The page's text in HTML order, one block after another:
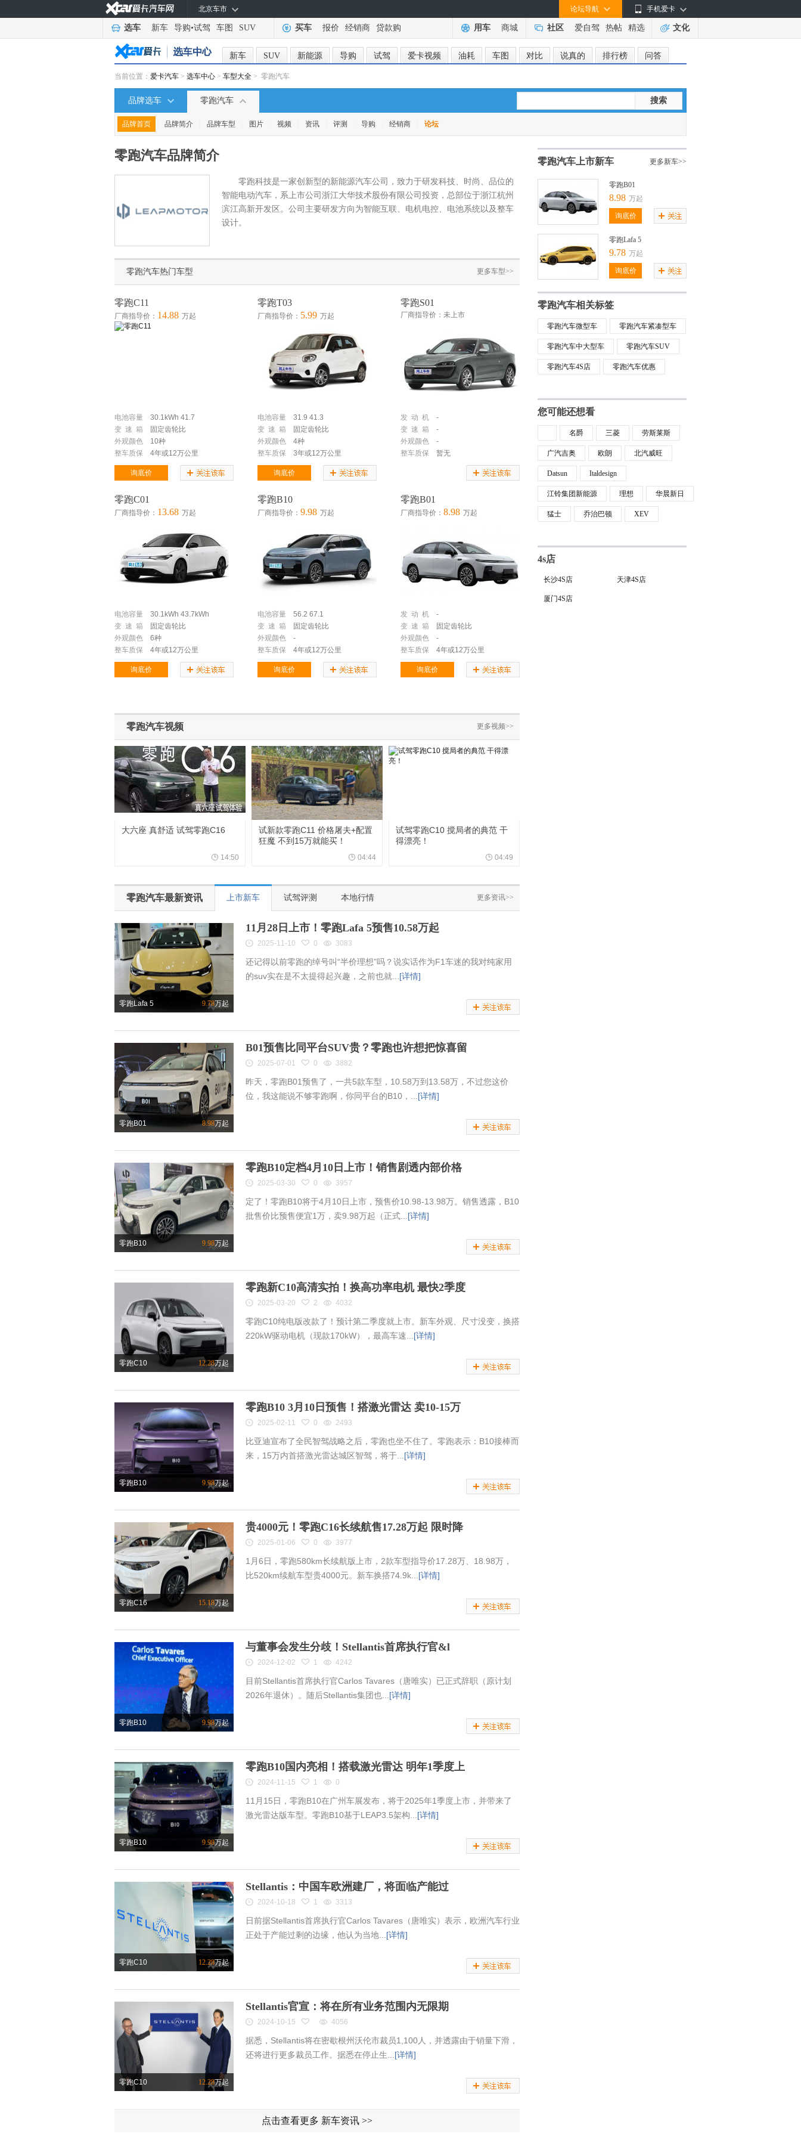
手机爱卡
论坛导航
北京车市
选车 新车 导购•试驾 车图 SUV 买车 报价 经销商 贷款购 用车 商城 社区 爱自驾 热帖 精选 文化
新车 SUV 新能源 导购 试驾 爱卡视频 油耗 车图 对比 说真的 排行榜 问答
当前位置： 爱卡汽车 > 选车中心 > 车型大全 > 零跑汽车
品牌选车 零跑汽车 搜索
品牌首页 品牌简介 品牌车型 图片 视频 资讯 评测 导购 经销商 论坛
零跑汽车品牌简介
零跑科技是一家创新型的新能源汽车公司，致力于研发科技、时尚、品位的
智能电动汽车，系上市公司浙江大华技术股份有限公司投资，总部位于浙江杭州
滨江高新开发区。公司主要研发方向为智能互联、电机电控、电池系统以及整车
设计。
零跑汽车热门车型 更多车型>>
零跑C11
厂商指导价： 14.88 万起
电池容量 30.1kWh 41.7
变 速 箱
固定齿轮比
外观颜色
10种
整车质保
4年或12万公里
询底价
零跑T03
厂商指导价： 5.99 万起
电池容量 31.9 41.3
变 速 箱
固定齿轮比
外观颜色
4种
整车质保
3年或12万公里
询底价
零跑S01
厂商指导价：未上市
发 动 机
-
变 速 箱
-
外观颜色
-
整车质保
暂无
零跑C01
厂商指导价： 13.68 万起
电池容量 30.1kWh 43.7kWh
变 速 箱
固定齿轮比
外观颜色
6种
整车质保
4年或12万公里
询底价
零跑B10
厂商指导价： 9.98 万起
电池容量 56.2 67.1
变 速 箱
固定齿轮比
外观颜色
-
整车质保
4年或12万公里
询底价
零跑B01
厂商指导价： 8.98 万起
发 动 机
-
变 速 箱
固定齿轮比
外观颜色
-
整车质保
4年或12万公里
询底价
零跑汽车视频 更多视频>>
大六座 真舒适 试驾零跑C16
14:50
试新款零跑C11 价格屠夫+配置
狂魔 不到15万就能买！
04:44
试驾零跑C10 搅局者的典范 干
得漂亮！
04:49
零跑汽车最新资讯 更多资讯>>
上市新车 试驾评测 本地行情
零跑Lafa 5 9.78万起
11月28日上市！零跑Lafa 5预售10.58万起
2025-11-10 0 3083
还记得以前零跑的绰号叫“半价理想”吗？说实话作为F1车迷的我对纯家用
的suv实在是不太提得起兴趣，之前也就... [详情]
零跑B01 8.98万起
B01预售比同平台SUV贵？零跑也许想把惊喜留
2025-07-01 0 3882
昨天，零跑B01预售了，一共5款车型，10.58万到13.58万，不过您这价
位，我这能说不够零跑啊，你同平台的B10，... [详情]
零跑B10 9.98万起
零跑B10定档4月10日上市！销售剧透内部价格
2025-03-30 0 3957
定了！零跑B10将于4月10日上市，预售价10.98-13.98万。销售透露，B10
批售价比预售便宜1万，卖9.98万起（正式... [详情]
零跑C10 12.28万起
零跑新C10高清实拍！换高功率电机 最快2季度
2025-03-20 2 4032
零跑C10纯电版改款了！预计第二季度就上市。新车外观、尺寸没变，换搭
220kW驱动电机（现款170kW），最高车速... [详情]
零跑B10 9.98万起
零跑B10 3月10日预售！搭激光雷达 卖10-15万
2025-02-11 0 2493
比亚迪宣布了全民智驾战略之后，零跑也坐不住了。零跑表示：B10接棒而
来，15万内首搭激光雷达城区智驾，将于... [详情]
零跑C16 15.18万起
贵4000元！零跑C16长续航售17.28万起 限时降
2025-01-06 0 3977
1月6日，零跑580km长续航版上市，2款车型指导价17.28万、18.98万，
比520km续航车型贵4000元。新车换搭74.9k... [详情]
零跑B10 9.98万起
与董事会发生分歧！Stellantis首席执行官&l
2024-12-02 1 4242
目前Stellantis首席执行官Carlos Tavares（唐唯实）已正式辞职（原计划
2026年退休）。随后Stellantis集团也... [详情]
零跑B10 9.98万起
零跑B10国内亮相！搭载激光雷达 明年1季度上
2024-11-15 1 0
11月15日，零跑B10在广州车展发布，将于2025年1季度上市，并带来了
激光雷达版车型。零跑B10基于LEAP3.5架构... [详情]
零跑C10 12.28万起
Stellantis：中国车欧洲建厂，将面临产能过
2024-10-18 1 3313
日前据Stellantis首席执行官Carlos Tavares（唐唯实）表示，欧洲汽车行业
正处于产能过剩的边缘，他认为当地... [详情]
零跑C10 12.28万起
Stellantis官宣：将在所有业务范围内无限期
2024-10-15 4056
据悉，Stellantis将在密歇根州沃伦市裁员1,100人，并透露由于销量下滑，
还将进行更多裁员工作。据悉在停止生... [详情]
点击查看更多 新车资讯 >>
零跑汽车上市新车 更多新车>>
零跑B01
8.98 万起
询底价
零跑Lafa 5
9.78 万起
询底价
零跑汽车相关标签
零跑汽车微型车 零跑汽车紧凑型车
零跑汽车中大型车 零跑汽车SUV
零跑汽车4S店 零跑汽车优惠
您可能还想看
名爵 三菱 劳斯莱斯
广汽吉奥 欧朗 北汽威旺
Datsun Italdesign
江铃集团新能源 理想 华晨新日
猛士 乔治巴顿 XEV
4s店
长沙4S店 天津4S店
厦门4S店